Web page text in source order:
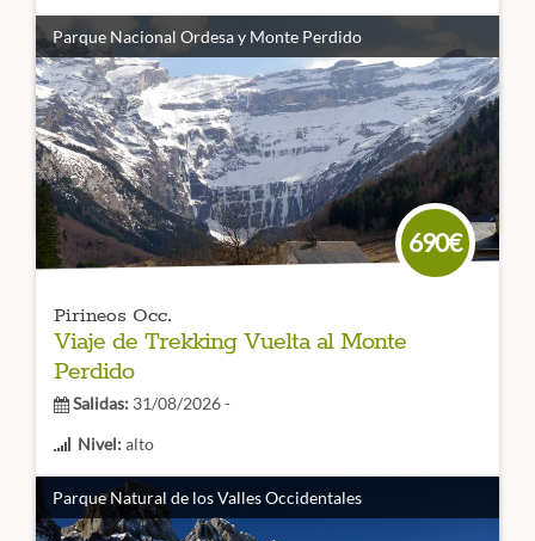
La Senda de Camille es unaespectacular ruta de
senderismo en 7 etapas por los Valles Occidentales. Un
viaje para disfrutar de la montaña, de sus pueblos, su
cultura y gastronomía.
CÓDIGO VIAJE: 002TES
Parque Nacional Ordesa y Monte Perdido
690€
Pirineos Occ.
Viaje de Trekking Vuelta al Monte
Perdido
Salidas: 31/08/2026 -
Nivel:alto
Duración:
El trekking del Parque Nacional de Ordesa y Monte
Parque Natural de los Valles Occidentales